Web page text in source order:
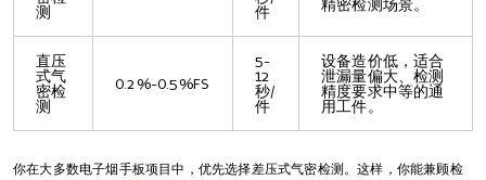
测 件 精密检测场景。
直压
式气
密检
测
0.2%-0.5%FS
5-
12
秒/
件
设备造价低，适合
泄漏量偏大、检测
精度要求中等的通
用工件。
你在大多数电子烟手板项目中，优先选择差压式气密检测。这样，你能兼顾检